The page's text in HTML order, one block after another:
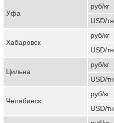
Уфа
руб/кг
USD/тн
Хабаровск
руб/кг
USD/тн
Цильна
руб/кг
USD/тн
Челябинск
руб/кг
USD/тн